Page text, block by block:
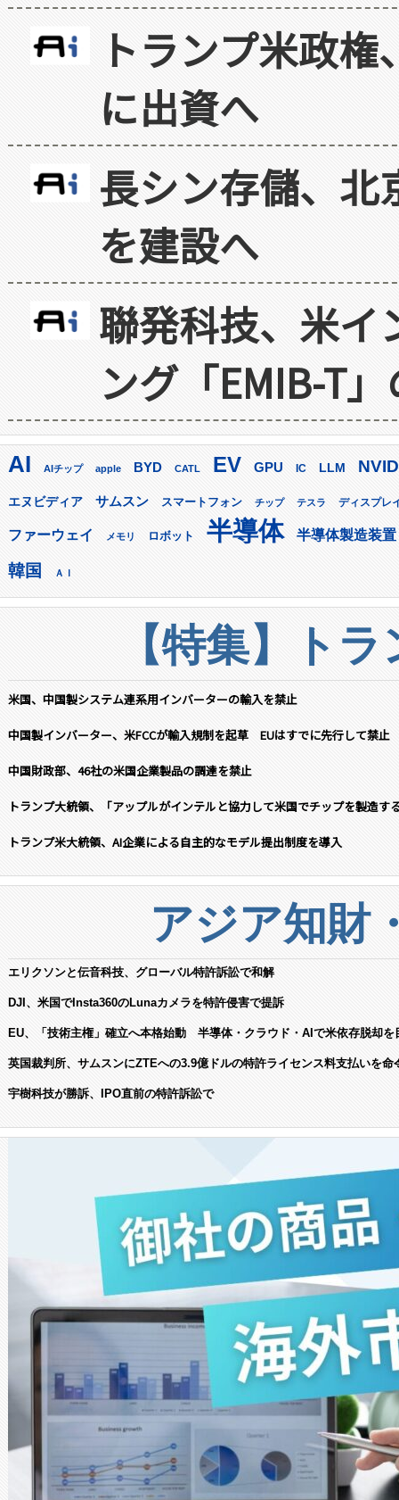
トランプ米政
に出資へ
長シン存儲、北
を建設へ
聯発科技、米イ
ング「EMIB-T
AI AIチップ apple BYD CATL EV GPU IC LLM
エヌビディア サムスン スマートフォン チップ テスラ ディスプレ
ファーウェイ メモリ ロボット 半導体 半導体製造装置
韓国 ＡＩ
【特集】ト
米国、中国製システム連系用インバーターの輸入を禁止
中国製インバーター、米FCCが輸入規制を起草 EUはすでに先行して禁止
中国財政部、46社の米国企業製品の調達を禁止
トランプ大統領、「アップルがインテルと協力して米国でチップを製造す
トランプ米大統領、AI企業による自主的なモデル提出制度を導入
アジア知財
エリクソンと伝音科技、グローバル特許訴訟で和解
DJI、米国でInsta360のLunaカメラを特許侵害で提訴
EU、「技術主権」確立へ本格始動 半導体・クラウド・AIで米依存脱却を
英国裁判所、サムスンにZTEへの3.9億ドルの特許ライセンス料支払いを命
宇樹科技が勝訴、IPO直前の特許訴訟で